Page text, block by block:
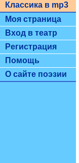
Классика в mp3
Моя страница
Вход в театр
Регистрация
Помощь
О сайте поэзии